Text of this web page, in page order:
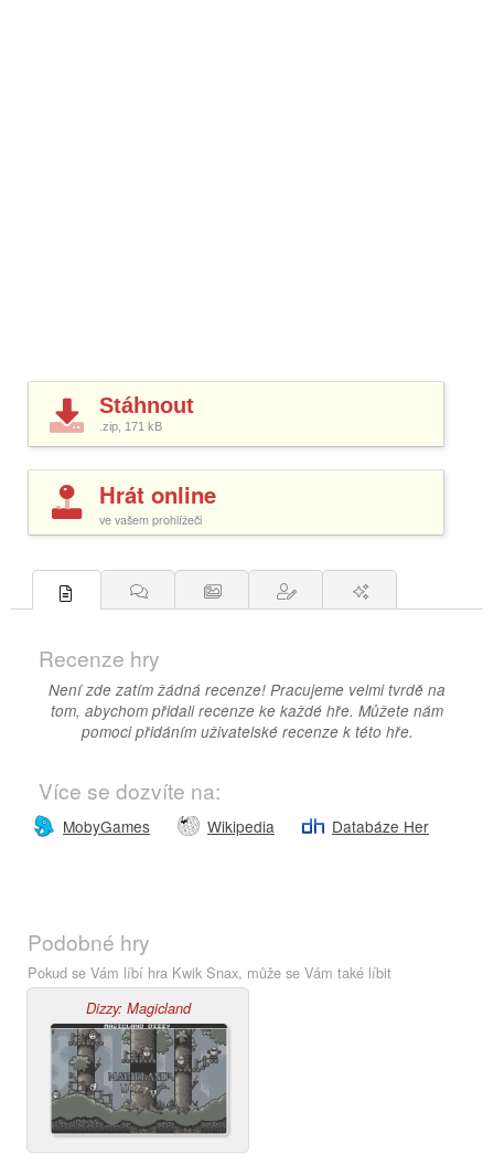
Stáhnout
.zip, 171 kB
Hrát online
ve vašem prohlížeči
Recenze hry
Není zde zatím žádná recenze! Pracujeme velmi tvrdě na
tom, abychom přidali recenze ke každé hře. Můžete nám
pomoci přidáním uživatelské recenze k této hře.
Více se dozvíte na:
MobyGames Wikipedia Databáze Her
Podobné hry
Pokud se Vám líbí hra Kwik Snax, může se Vám také líbit
Dizzy: Magicland